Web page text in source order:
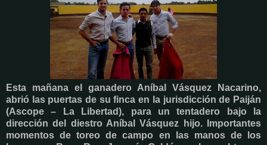
Esta mañana el ganadero Aníbal Vásquez Nacarino,
abrió las puertas de su finca en la jurisdicción de Paiján
(Ascope – La Libertad), para un tentadero bajo la
dirección del diestro Aníbal Vásquez hijo. Importantes
momentos de toreo de campo en las manos de los